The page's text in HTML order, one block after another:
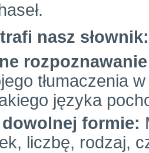
nasz słownik:
tłumaczenia
języka
formie:
liczbę, rodzaj,